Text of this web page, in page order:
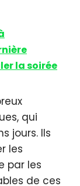
la soirée
qui
jours. Ils
les
par les
de ces